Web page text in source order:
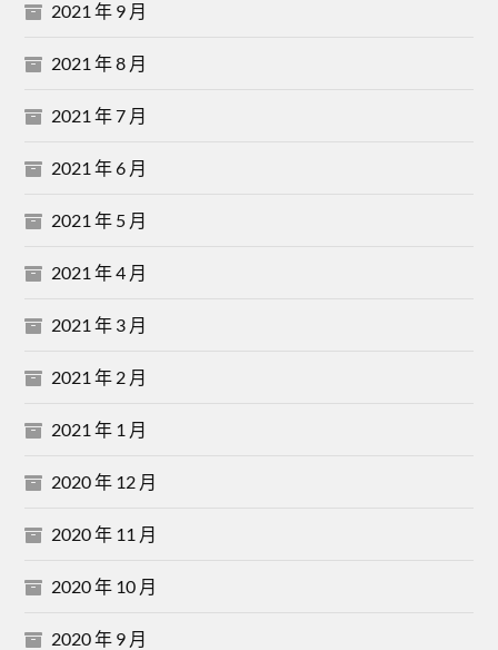
2021 年 9 月
2021 年 8 月
2021 年 7 月
2021 年 6 月
2021 年 5 月
2021 年 4 月
2021 年 3 月
2021 年 2 月
2021 年 1 月
2020 年 12 月
2020 年 11 月
2020 年 10 月
2020 年 9 月